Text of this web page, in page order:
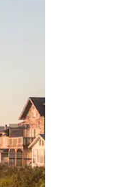
o dedo na tela.